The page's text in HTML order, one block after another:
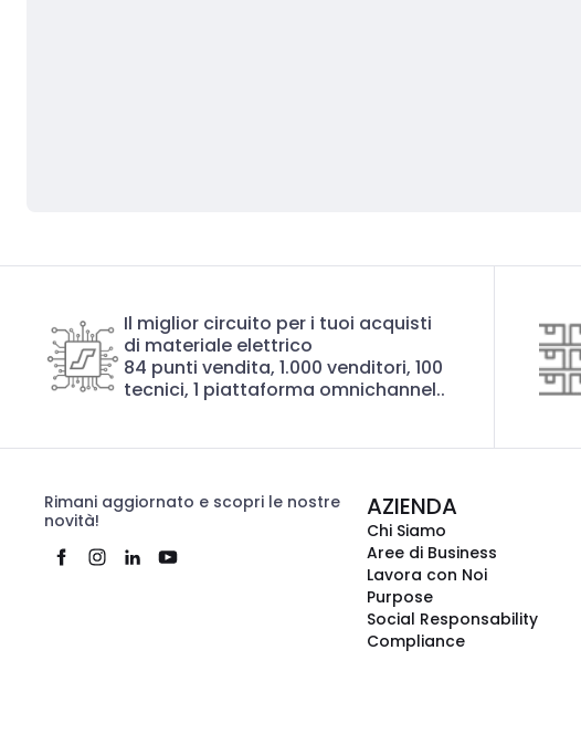
Il miglior circuito per i tuoi acquisti
di materiale elettrico
84 punti vendita, 1.000 venditori, 100
tecnici, 1 piattaforma omnichannel..
Rimani aggiornato e scopri le nostre
novità!
AZIENDA
Chi Siamo
Aree di Business
Lavora con Noi
Purpose
Social Responsability
Compliance